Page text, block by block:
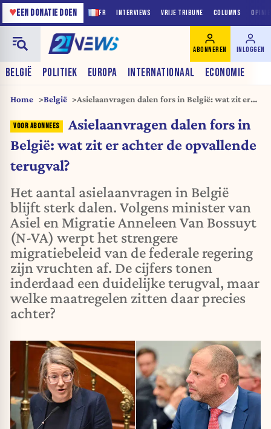
FR INTERVIEWS VRIJE TRIBUNE COLUMNS
♥EEN DONATIE DOEN
BELGIË POLITIEK EUROPA INTERNATIONAAL ECONOMIE
ABONNEREN INLOGGEN
Home België
Asielaanvragen dalen fors in België: wat zit er
Asielaanvragen dalen fors in
België: wat zit er achter de opvallende
terugval?
Het aantal asielaanvragen in België
blijft sterk dalen. Volgens minister van
Asiel en Migratie Anneleen Van Bossuyt
(N-VA) werpt het strengere
migratiebeleid van de federale regering
zijn vruchten af. De cijfers tonen
inderdaad een duidelijke terugval, maar
welke maatregelen zitten daar precies
achter?